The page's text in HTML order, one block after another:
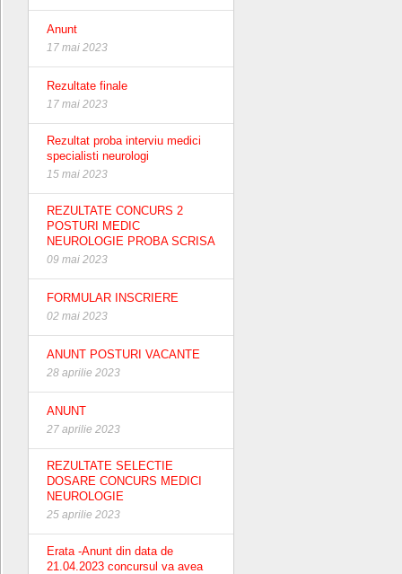
Anunt
17 mai 2023
Rezultate finale
17 mai 2023
Rezultat proba interviu medici
specialisti neurologi
15 mai 2023
REZULTATE CONCURS 2
POSTURI MEDIC
NEUROLOGIE PROBA SCRISA
09 mai 2023
FORMULAR INSCRIERE
02 mai 2023
ANUNT POSTURI VACANTE
28 aprilie 2023
ANUNT
27 aprilie 2023
REZULTATE SELECTIE
DOSARE CONCURS MEDICI
NEUROLOGIE
25 aprilie 2023
Erata -Anunt din data de
21.04.2023 concursul va avea